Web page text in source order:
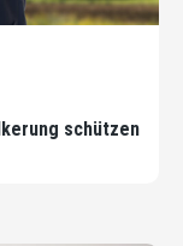
schützen